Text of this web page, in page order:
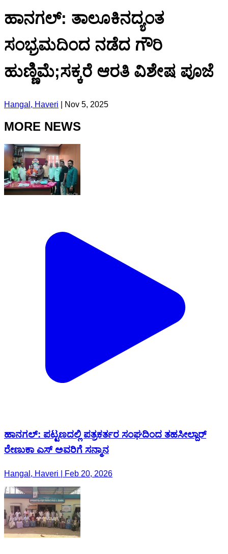
ಹಾನಗಲ್: ತಾಲೂಕಿನದ್ಯಂತ
ಸಂಭ್ರಮದಿಂದ ನಡೆದ ಗೌರಿ
ಹುಣ್ಣಿಮೆ;ಸಕ್ಕರೆ ಆರತಿ ವಿಶೇಷ ಪೂಜೆ
Hangal, Haveri Nov 5, 2025
MORE NEWS
ಹಾನಗಲ್: ಪಟ್ಟಣದಲ್ಲಿ ಪತ್ರಕರ್ತರ ಸಂಘದಿಂದ ತಹಸೀಲ್ದಾರ್
ರೇಣುಕಾ ಎಸ್ ಅವರಿಗೆ ಸನ್ಮಾನ
Hangal, Haveri | Feb 20, 2026